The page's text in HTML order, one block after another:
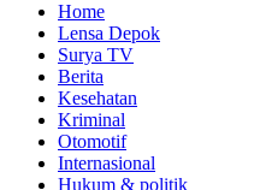
Home
Lensa Depok
Surya TV
Berita
Kesehatan
Kriminal
Otomotif
Internasional
Hukum & politik